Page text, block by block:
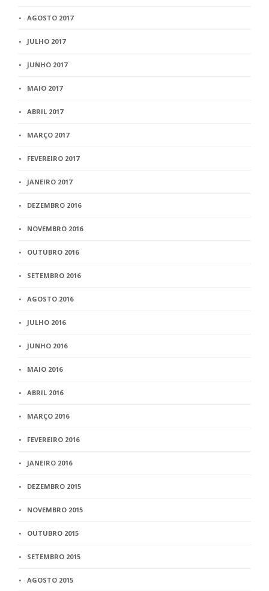
AGOSTO 2017
JULHO 2017
JUNHO 2017
MAIO 2017
ABRIL 2017
MARÇO 2017
FEVEREIRO 2017
JANEIRO 2017
DEZEMBRO 2016
NOVEMBRO 2016
OUTUBRO 2016
SETEMBRO 2016
AGOSTO 2016
JULHO 2016
JUNHO 2016
MAIO 2016
ABRIL 2016
MARÇO 2016
FEVEREIRO 2016
JANEIRO 2016
DEZEMBRO 2015
NOVEMBRO 2015
OUTUBRO 2015
SETEMBRO 2015
AGOSTO 2015